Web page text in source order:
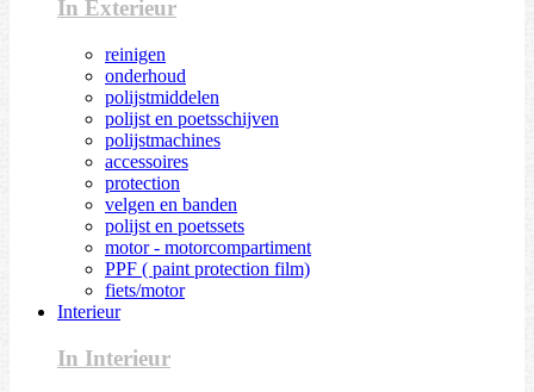
In Exterieur
reinigen
onderhoud
polijstmiddelen
polijst en poetsschijven
polijstmachines
accessoires
protection
velgen en banden
polijst en poetssets
motor - motorcompartiment
PPF ( paint protection film)
fiets/motor
Interieur
In Interieur